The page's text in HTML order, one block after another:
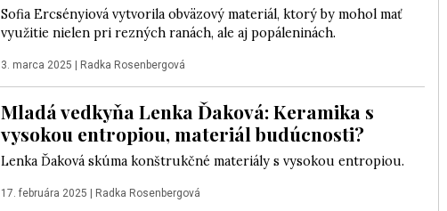
Sofia Ercsényiová vytvorila obväzový materiál, ktorý by mohol mať
využitie nielen pri rezných ranách, ale aj popáleninách.
3. marca 2025 Radka Rosenbergová
Mladá vedkyňa Lenka Ďaková: Keramika s
vysokou entropiou, materiál budúcnosti?
Lenka Ďaková skúma konštrukčné materiály s vysokou entropiou.
17. februára 2025 Radka Rosenbergová